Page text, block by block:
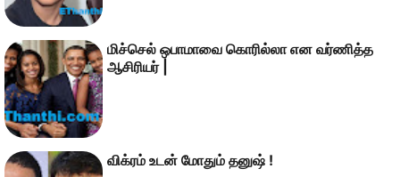
மிச்செல் ஒபாமாவை கொரில்லா என வர்ணித்த
ஆசிரியர் |
விக்ரம் உடன் மோதும் தனுஷ் !